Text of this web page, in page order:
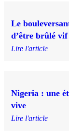
Le
d’être brûlé vif
Lire l'article
Nigeria : une
vive
Lire l'article